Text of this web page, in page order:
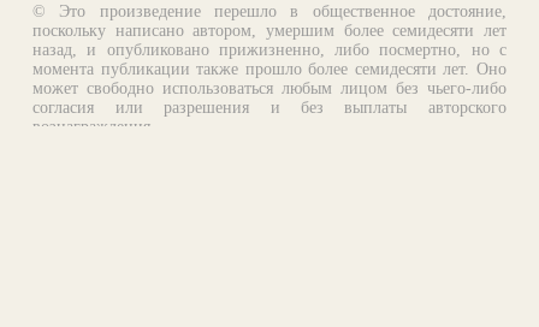
© Это произведение перешло в общественное достояние,
поскольку написано автором, умершим более семидесяти лет
назад, и опубликовано прижизненно, либо посмертно, но с
момента публикации также прошло более семидесяти лет. Оно
может свободно использоваться любым лицом без чьего-либо
согласия или разрешения и без выплаты авторского
вознаграждения.